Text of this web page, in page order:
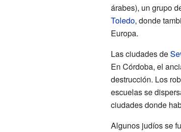
árabes), un grupo
Toledo, donde
Europa.
Las ciudades de
En Córdoba, el
destrucción. Los
escuelas se
ciudades donde
Algunos judíos se